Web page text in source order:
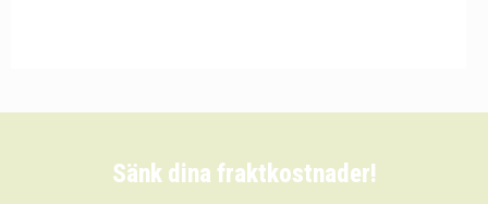
Sänk dina fraktkostnader!